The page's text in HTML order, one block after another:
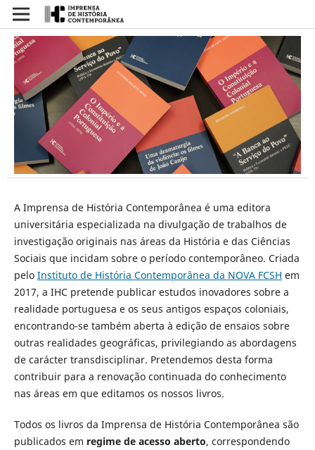
A Imprensa de História Contemporânea é uma editora
universitária especializada na divulgação de trabalhos de
investigação originais nas áreas da História e das Ciências
Sociais que incidam sobre o período contemporâneo. Criada
pelo Instituto de História Contemporânea da NOVA FCSH em
2017, a IHC pretende publicar estudos inovadores sobre a
realidade portuguesa e os seus antigos espaços coloniais,
encontrando-se também aberta à edição de ensaios sobre
outras realidades geográficas, privilegiando as abordagens
de carácter transdisciplinar. Pretendemos desta forma
contribuir para a renovação continuada do conhecimento
nas áreas em que editamos os nossos livros.
Todos os livros da Imprensa de História Contemporânea são
publicados em regime de acesso aberto, correspondendo